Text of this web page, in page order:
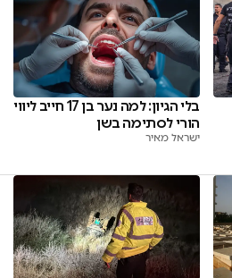
בלי הגיון: למה נער בן 17 חייב ליווי
הורי לסתימה בשן
ישראל מאיר